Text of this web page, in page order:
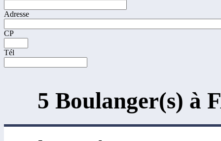
Adresse
CP
Tél
5 Boulanger(s) à